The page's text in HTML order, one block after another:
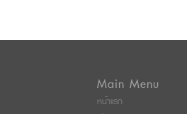
Main Menu
หน้าแรก